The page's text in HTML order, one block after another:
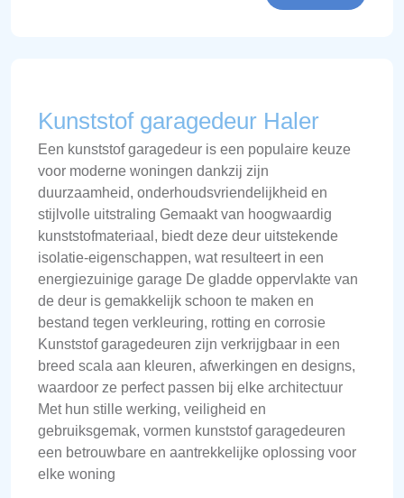
Kunststof garagedeur Haler
Een kunststof garagedeur is een populaire keuze
voor moderne woningen dankzij zijn
duurzaamheid, onderhoudsvriendelijkheid en
stijlvolle uitstraling Gemaakt van hoogwaardig
kunststofmateriaal, biedt deze deur uitstekende
isolatie-eigenschappen, wat resulteert in een
energiezuinige garage De gladde oppervlakte van
de deur is gemakkelijk schoon te maken en
bestand tegen verkleuring, rotting en corrosie
Kunststof garagedeuren zijn verkrijgbaar in een
breed scala aan kleuren, afwerkingen en designs,
waardoor ze perfect passen bij elke architectuur
Met hun stille werking, veiligheid en
gebruiksgemak, vormen kunststof garagedeuren
een betrouwbare en aantrekkelijke oplossing voor
elke woning